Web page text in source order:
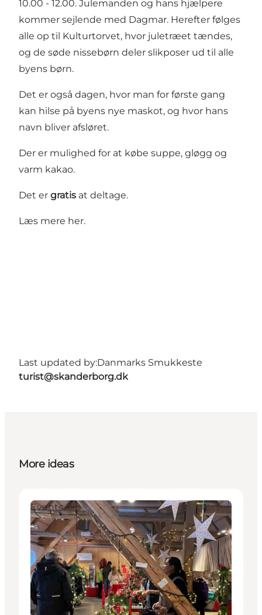
10.00 - 12.00. Julemanden og hans hjælpere
kommer sejlende med Dagmar. Herefter følges
alle op til Kulturtorvet, hvor juletræet tændes,
og de søde nissebørn deler slikposer ud til alle
byens børn.
Det er også dagen, hvor man for første gang
kan hilse på byens nye maskot, og hvor hans
navn bliver afsløret.
Der er mulighed for at købe suppe, gløgg og
varm kakao.
Det er gratis at deltage.
Læs mere her.
Last updated by:Danmarks Smukkeste
turist@skanderborg.dk
More ideas
Events